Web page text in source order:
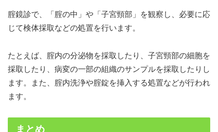
腟鏡診で、「腟の中」や「子宮頸部」を観察し、必要に応
じて検体採取などの処置を行います。
たとえば、腟内の分泌物を採取したり、子宮頸部の細胞を
採取したり、病変の一部の組織のサンプルを採取したりし
ます。また、腟内洗浄や腟錠を挿入する処置などが行われ
ます。
まとめ